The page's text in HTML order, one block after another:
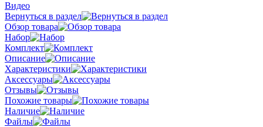
Видео
Вернуться в раздел
Обзор товара
Набор
Комплект
Описание
Характеристики
Аксессуары
Отзывы
Похожие товары
Наличие
Файлы